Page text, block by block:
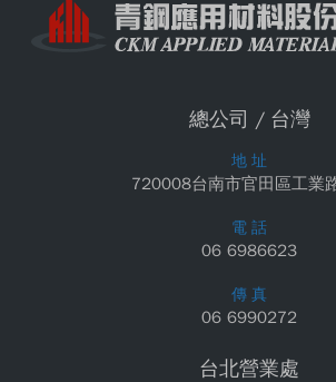
總公司 / 台灣
地 址
720008台南市官田區工業
電 話
06 6986623
傳 真
06 6990272
台北營業處